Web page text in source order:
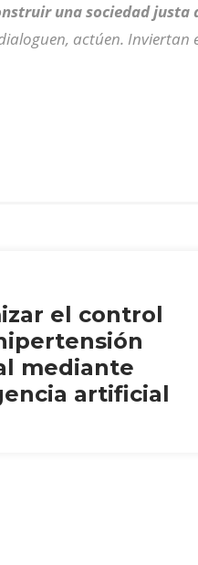
una sociedad
actúen.
el control
mediante
artificial